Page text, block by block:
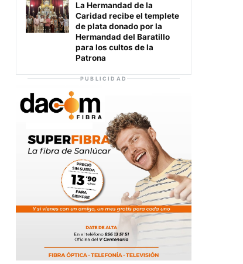
La Hermandad de la
Caridad recibe el templete
de plata donado por la
Hermandad del Baratillo
para los cultos de la
Patrona
PUBLICIDAD